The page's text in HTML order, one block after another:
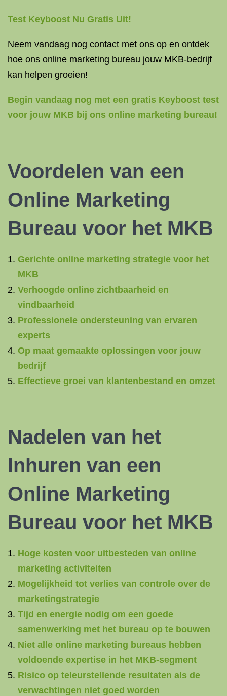
Test Keyboost Nu Gratis Uit!
Neem vandaag nog contact met ons op en ontdek
hoe ons online marketing bureau jouw MKB-bedrijf
kan helpen groeien!
Begin vandaag nog met een gratis Keyboost test
voor jouw MKB bij ons online marketing bureau!
Voordelen van een
Online Marketing
Bureau voor het MKB
Gerichte online marketing strategie voor het
MKB
Verhoogde online zichtbaarheid en
vindbaarheid
Professionele ondersteuning van ervaren
experts
Op maat gemaakte oplossingen voor jouw
bedrijf
Effectieve groei van klantenbestand en omzet
Nadelen van het
Inhuren van een
Online Marketing
Bureau voor het MKB
Hoge kosten voor uitbesteden van online
marketing activiteiten
Mogelijkheid tot verlies van controle over de
marketingstrategie
Tijd en energie nodig om een goede
samenwerking met het bureau op te bouwen
Niet alle online marketing bureaus hebben
voldoende expertise in het MKB-segment
Risico op teleurstellende resultaten als de
verwachtingen niet goed worden